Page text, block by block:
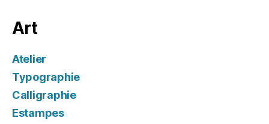
Art
Atelier
Typographie
Calligraphie
Estampes